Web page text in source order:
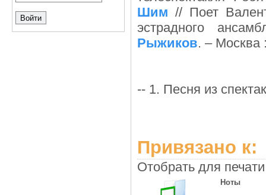
Шим // Поет
эстрадного
Рыжиков. – Москва
-- 1. Песня из
Привязано к:
Отобрать для
Ноты